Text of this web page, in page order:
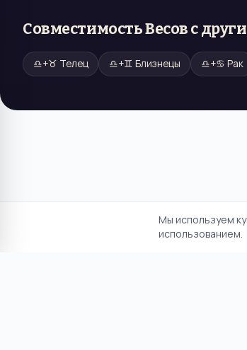
СовместимостьВесовс
♎+♉ Телец ♎+♊ Близнецы ♎+♋ Рак
Мы используем
использованием.